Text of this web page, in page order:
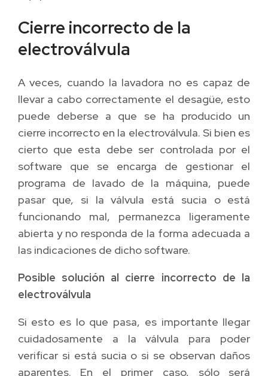
Cierre incorrecto de la
electroválvula
A veces, cuando la lavadora no es capaz de
llevar a cabo correctamente el desagüe, esto
puede deberse a que se ha producido un
cierre incorrecto en la electroválvula. Si bien es
cierto que esta debe ser controlada por el
software que se encarga de gestionar el
programa de lavado de la máquina, puede
pasar que, si la válvula está sucia o está
funcionando mal, permanezca ligeramente
abierta y no responda de la forma adecuada a
las indicaciones de dicho software.
Posible solución al cierre incorrecto de la
electroválvula
Si esto es lo que pasa, es importante llegar
cuidadosamente a la válvula para poder
verificar si está sucia o si se observan daños
aparentes. En el primer caso, sólo será